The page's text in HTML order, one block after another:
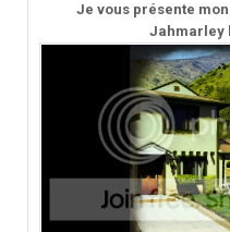
Je vous présente
Jahmarley